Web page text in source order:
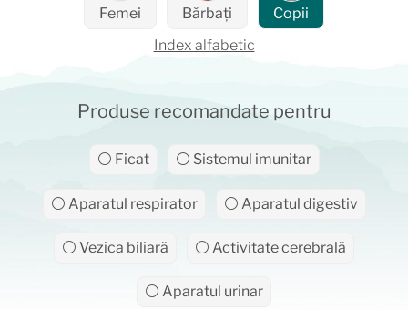
Femei Bărbați
Copii
Index alfabetic
Produse recomandate pentru
⚪ Ficat ⚪ Sistemul imunitar
⚪ Aparatul respirator ⚪ Aparatul digestiv
⚪ Vezica biliară ⚪ Activitate cerebrală
⚪ Aparatul urinar